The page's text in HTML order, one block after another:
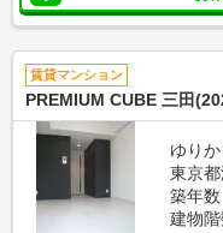
賃貸マンション
PREMIUM CUBE 三田
ゆり
東京
築年数
建物階